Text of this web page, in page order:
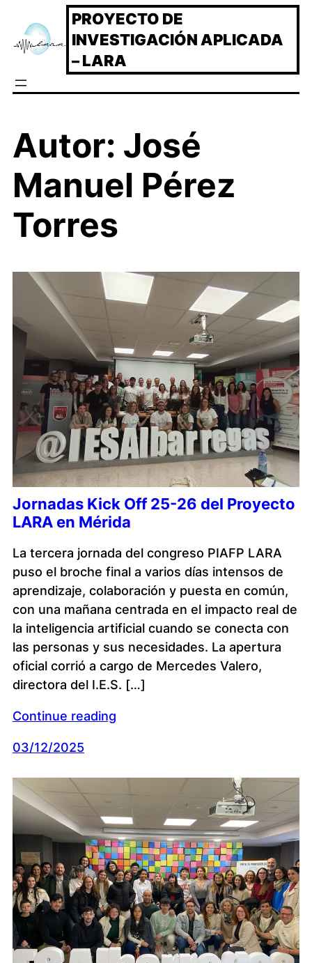
contenido
PROYECTO DE
INVESTIGACIÓN APLICADA
– LARA
Autor: José
Manuel Pérez
Torres
Jornadas Kick Off 25-26 del Proyecto
LARA en Mérida
La tercera jornada del congreso PIAFP LARA
puso el broche final a varios días intensos de
aprendizaje, colaboración y puesta en común,
con una mañana centrada en el impacto real de
la inteligencia artificial cuando se conecta con
las personas y sus necesidades. La apertura
oficial corrió a cargo de Mercedes Valero,
directora del I.E.S. […]
Continue reading
03/12/2025